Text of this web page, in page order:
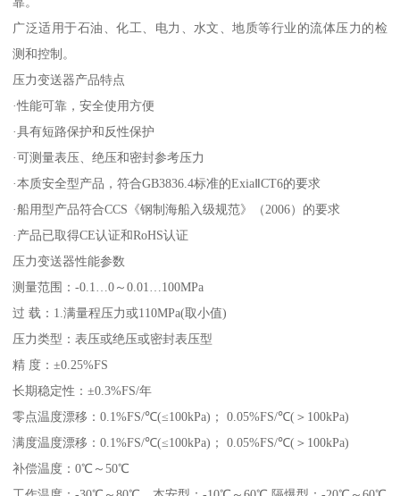
广泛适用于石油、化工、电力、水文、地质等行业的流体压力的检
测和控制。
压力变送器产品特点
·性能可靠，安全使用方便
·具有短路保护和反性保护
·可测量表压、绝压和密封参考压力
·本质安全型产品，符合GB3836.4标准的ExiaⅡCT6的要求
·船用型产品符合CCS《钢制海船入级规范》（2006）的要求
·产品已取得CE认证和RoHS认证
压力变送器性能参数
测量范围：-0.1…0～0.01…100MPa
过 载：1.满量程压力或110MPa(取小值)
压力类型：表压或绝压或密封表压型
精 度：±0.25%FS
长期稳定性：±0.3%FS/年
零点温度漂移：0.1%FS/℃(≤100kPa)； 0.05%FS/℃(＞100kPa)
满度温度漂移：0.1%FS/℃(≤100kPa)； 0.05%FS/℃(＞100kPa)
补偿温度：0℃～50℃